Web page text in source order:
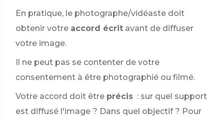
En pratique, le photographe/vidéaste doit
obtenir votre accord écrit avant de diffuser
votre image.
Il ne peut pas se contenter de votre
consentement à être photographié ou filmé.
Votre accord doit être précis : sur quel support
est diffusé l'image ? Dans quel objectif ? Pour